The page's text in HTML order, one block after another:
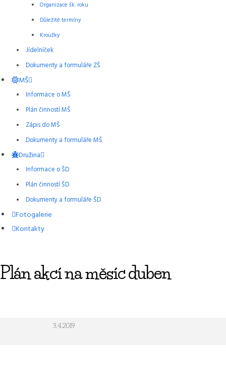
Organizace šk. roku
Důležité termíny
Kroužky
Jídelníček
Dokumenty a formuláře ZŠ
MŠ
Informace o MŠ
Plán činností MŠ
Zápis do MŠ
Dokumenty a formuláře MŠ
Družina
Informace o ŠD
Plán činností ŠD
Dokumenty a formuláře ŠD
Fotogalerie
Kontakty
Plán akcí na měsíc duben
3.4.2019